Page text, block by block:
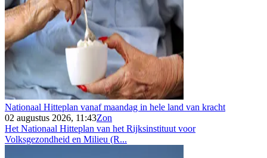
Nationaal Hitteplan vanaf maandag in hele land van kracht
02 augustus 2026, 11:43Zon
Het Nationaal Hitteplan van het Rijksinstituut voor
Volksgezondheid en Milieu (R...